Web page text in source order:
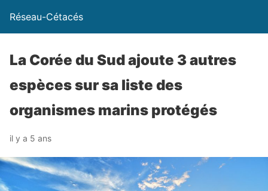
Réseau-Cétacés
La Corée du Sud ajoute 3 autres
espèces sur sa liste des
organismes marins protégés
il y a 5 ans